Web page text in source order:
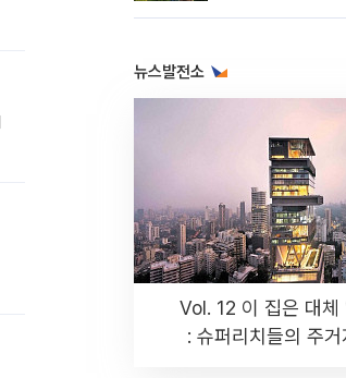
뉴스발전소
Vol. 12 이 집은 대체
: 슈퍼리치들의 주